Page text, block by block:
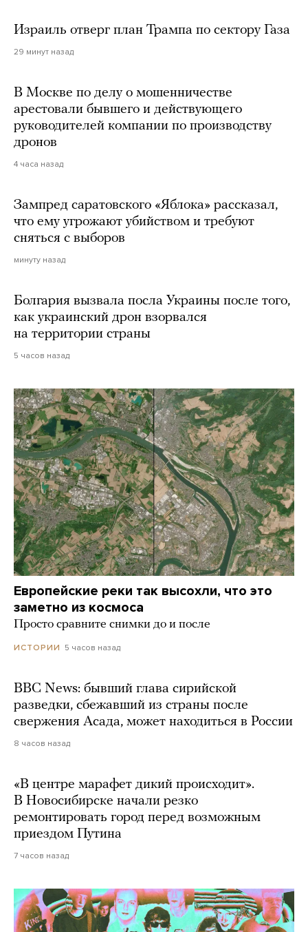
Израиль отверг план Трампа по сектору Газа
29 минут назад
В Москве по делу о мошенничестве
арестовали бывшего и действующего
руководителей компании по производству
дронов
4 часа назад
Зампред саратовского «Яблока» рассказал,
что ему угрожают убийством и требуют
сняться с выборов
минуту назад
Болгария вызвала посла Украины после того,
как украинский дрон взорвался
на территории страны
5 часов назад
Европейские реки так высохли, что это
заметно из космоса
Просто сравните снимки до и после
ИСТОРИИ 5 часов назад
BBC News: бывший глава сирийской
разведки, сбежавший из страны после
свержения Асада, может находиться в России
8 часов назад
«В центре марафет дикий происходит».
В Новосибирске начали резко
ремонтировать город перед возможным
приездом Путина
7 часов назад